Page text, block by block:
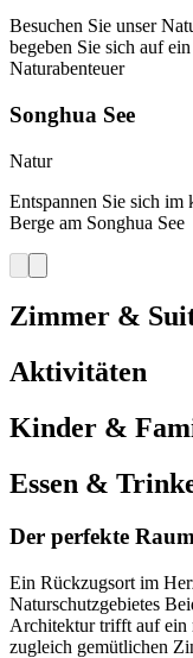
Besuchen Sie unser
begeben Sie sich auf
Naturabenteuer
Songhua See
Natur
Entspannen Sie sich im
Berge am Songhua See
Zimmer &
Aktivitäten
Kinder &
Essen &
Der perfekte
Ein Rückzugsort im
Naturschutzgebietes
Architektur trifft auf ein
zugleich gemütlichen